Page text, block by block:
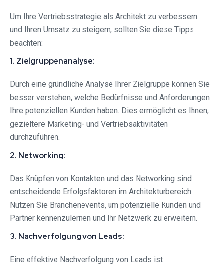
Um Ihre Vertriebsstrategie als Architekt zu verbessern
und Ihren Umsatz zu steigern, sollten Sie diese Tipps
beachten:
1. Zielgruppenanalyse:
Durch eine gründliche Analyse Ihrer Zielgruppe können Sie
besser verstehen, welche Bedürfnisse und Anforderungen
Ihre potenziellen Kunden haben. Dies ermöglicht es Ihnen,
gezieltere Marketing- und Vertriebsaktivitäten
durchzuführen.
2. Networking:
Das Knüpfen von Kontakten und das Networking sind
entscheidende Erfolgsfaktoren im Architekturbereich.
Nutzen Sie Branchenevents, um potenzielle Kunden und
Partner kennenzulernen und Ihr Netzwerk zu erweitern.
3. Nachverfolgung von Leads:
Eine effektive Nachverfolgung von Leads ist